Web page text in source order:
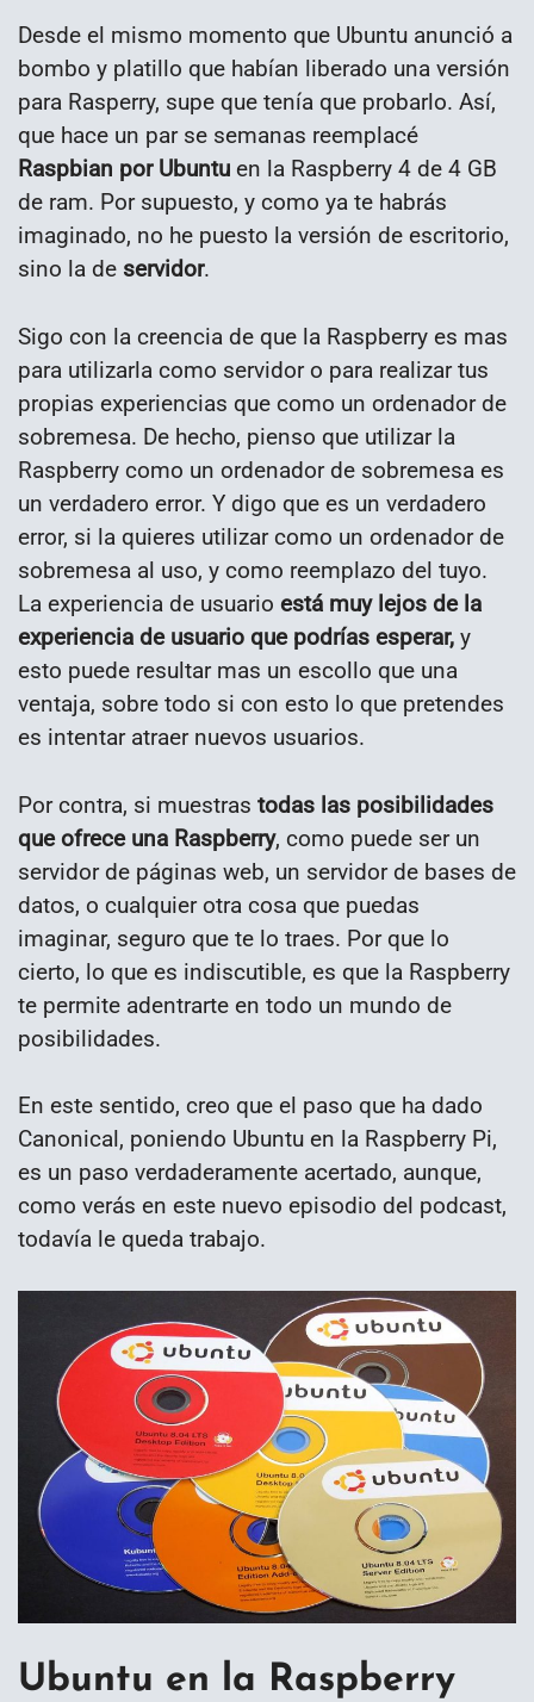
Desde el mismo momento que Ubuntu anunció a
bombo y platillo que habían liberado una versión
para Rasperry, supe que tenía que probarlo. Así,
que hace un par se semanas reemplacé
Raspbian por Ubuntu en la Raspberry 4 de 4 GB
de ram. Por supuesto, y como ya te habrás
imaginado, no he puesto la versión de escritorio,
sino la de servidor.
Sigo con la creencia de que la Raspberry es mas
para utilizarla como servidor o para realizar tus
propias experiencias que como un ordenador de
sobremesa. De hecho, pienso que utilizar la
Raspberry como un ordenador de sobremesa es
un verdadero error. Y digo que es un verdadero
error, si la quieres utilizar como un ordenador de
sobremesa al uso, y como reemplazo del tuyo.
La experiencia de usuario está muy lejos de la
experiencia de usuario que podrías esperar, y
esto puede resultar mas un escollo que una
ventaja, sobre todo si con esto lo que pretendes
es intentar atraer nuevos usuarios.
Por contra, si muestras todas las posibilidades
que ofrece una Raspberry, como puede ser un
servidor de páginas web, un servidor de bases de
datos, o cualquier otra cosa que puedas
imaginar, seguro que te lo traes. Por que lo
cierto, lo que es indiscutible, es que la Raspberry
te permite adentrarte en todo un mundo de
posibilidades.
En este sentido, creo que el paso que ha dado
Canonical, poniendo Ubuntu en la Raspberry Pi,
es un paso verdaderamente acertado, aunque,
como verás en este nuevo episodio del podcast,
todavía le queda trabajo.
Ubuntu en la Raspberry